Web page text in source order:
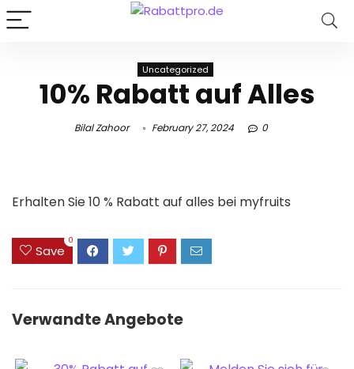
Uncategorized
10% Rabatt auf Alles
Bilal Zahoor February 27, 2024 0
Erhalten Sie 10 % Rabatt auf alles bei myfruits
Save
0
Verwandte Angebote